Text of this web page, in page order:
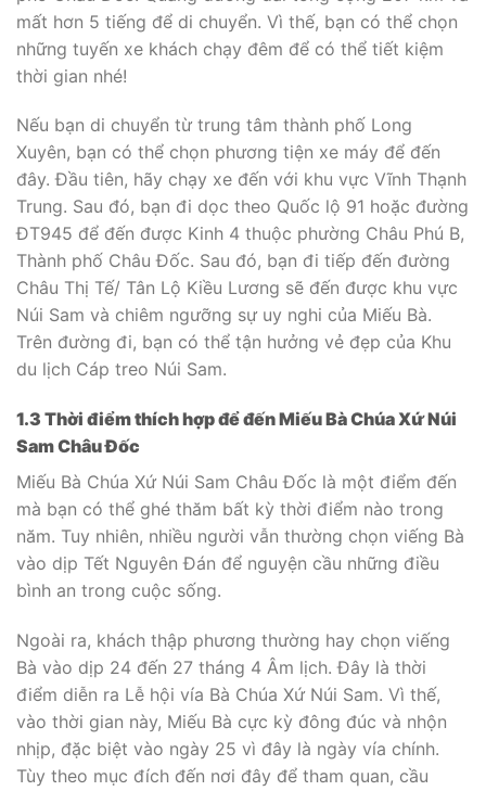
mất hơn 5 tiếng để di chuyển. Vì thế, bạn có thể chọn
những tuyến xe khách chạy đêm để có thể tiết kiệm
thời gian nhé!
Nếu bạn di chuyển từ trung tâm thành phố Long
Xuyên, bạn có thể chọn phương tiện xe máy để đến
đây. Đầu tiên, hãy chạy xe đến với khu vực Vĩnh Thạnh
Trung. Sau đó, bạn đi dọc theo Quốc lộ 91 hoặc đường
ĐT945 để đến được Kinh 4 thuộc phường Châu Phú B,
Thành phố Châu Đốc. Sau đó, bạn đi tiếp đến đường
Châu Thị Tế/ Tân Lộ Kiều Lương sẽ đến được khu vực
Núi Sam và chiêm ngưỡng sự uy nghi của Miếu Bà.
Trên đường đi, bạn có thể tận hưởng vẻ đẹp của Khu
du lịch Cáp treo Núi Sam.
1.3 Thời điểm thích hợp để đến Miếu Bà Chúa Xứ Núi
Sam Châu Đốc
Miếu Bà Chúa Xứ Núi Sam Châu Đốc là một điểm đến
mà bạn có thể ghé thăm bất kỳ thời điểm nào trong
năm. Tuy nhiên, nhiều người vẫn thường chọn viếng Bà
vào dịp Tết Nguyên Đán để nguyện cầu những điều
bình an trong cuộc sống.
Ngoài ra, khách thập phương thường hay chọn viếng
Bà vào dịp 24 đến 27 tháng 4 Âm lịch. Đây là thời
điểm diễn ra Lễ hội vía Bà Chúa Xứ Núi Sam. Vì thế,
vào thời gian này, Miếu Bà cực kỳ đông đúc và nhộn
nhịp, đặc biệt vào ngày 25 vì đây là ngày vía chính.
Tùy theo mục đích đến nơi đây để tham quan, cầu